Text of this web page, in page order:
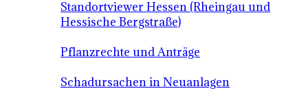
Standortviewer Hessen (Rheingau und
Hessische Bergstraße)
Pflanzrechte und Anträge
Schadursachen in Neuanlagen